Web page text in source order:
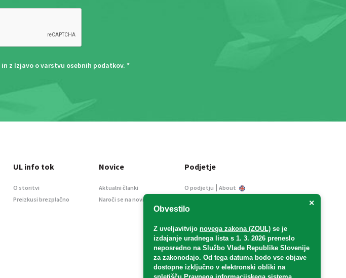
in z Izjavo o varstvu osebnih podatkov. *
×
Obvestilo
Z uveljavitvijo novega zakona (ZOUL) se je
izdajanje uradnega lista s 1. 3. 2026 preneslo
neposredno na Službo Vlade Republike Slovenije
za zakonodajo. Od tega datuma bodo vse objave
dostopne izključno v elektronski obliki na
UL info tok
O storitvi
Preizkusi brezplačno
Novice
Aktualni članki
Naroči se na novice
Podjetje
O podjetju | About
Informacije javnega
Oglaševanje
Splošni pogoji
Izjava o varstvu osebnih
podatkov